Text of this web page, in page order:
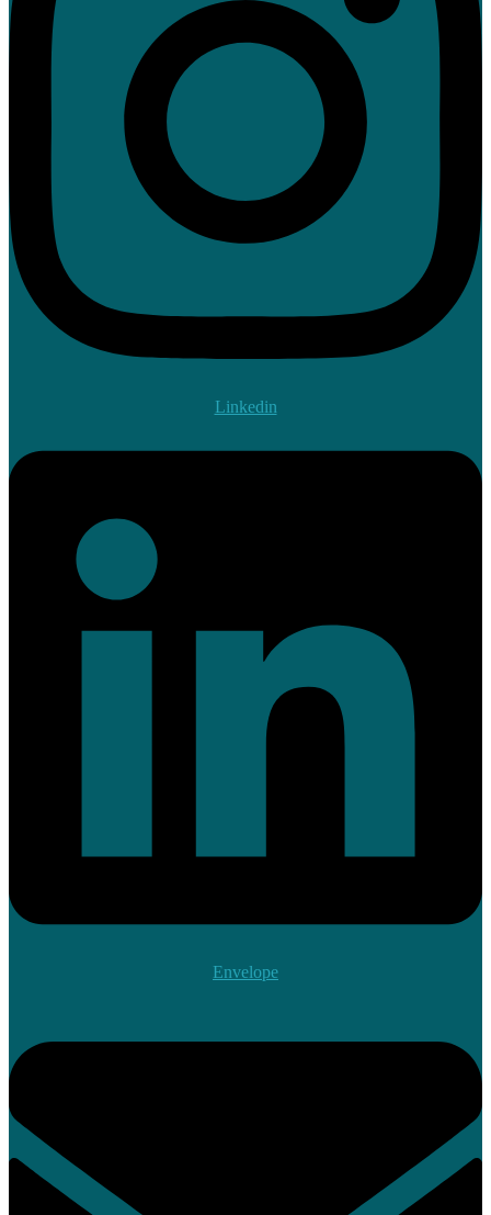
Linkedin
Envelope